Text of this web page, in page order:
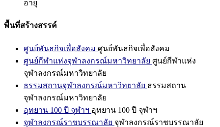
อายุ
พื้นที่สร้างสรรค์
ศูนย์พันธกิจเพื่อสังคม ศูนย์พันธกิจเพื่อสังคม
ศูนย์กีฬาแห่งจุฬาลงกรณ์มหาวิทยาลัย ศูนย์กีฬาแห่ง
จุฬาลงกรณ์มหาวิทยาลัย
ธรรมสถานจุฬาลงกรณ์มหาวิทยาลัย ธรรมสถาน
จุฬาลงกรณ์มหาวิทยาลัย
อุทยาน 100 ปี จุฬาฯ อุทยาน 100 ปี จุฬาฯ
จุฬาลงกรณ์ราชบรรณาลัย จุฬาลงกรณ์ราชบรรณาลัย